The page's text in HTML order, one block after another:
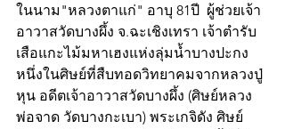
ในนาม"หลวงตาแก่" อาบุ 81ปี  ผู้ช่วยเจ้า
อาวาสวัดบางผึ้ง จ.ฉะเชิงเทรา เจ้าตำรับ
เสือแกะไม้มหาเฮงแห่งลุ่มน้ำบางปะกง
หนึ่งในศิษย์ที่สืบทอดวิทยาคมจากหลวงปู่
หุน อดีตเจ้าอาวาสวัดบางผึ้ง (ศิษย์หลวง
พ่อจาด วัดบางกะเบา) พระเกจิดัง ศิษย์